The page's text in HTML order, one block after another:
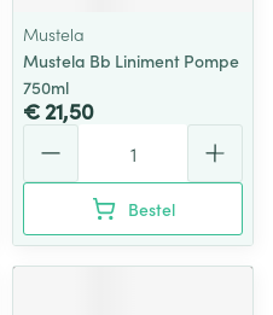
Mustela
Mustela Bb Liniment Pompe
750ml
€ 21,50
Bestel